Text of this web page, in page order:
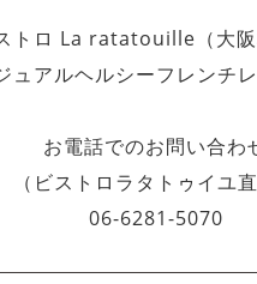
トロ La ratatouille（大
ュアルヘルシーフレンチ
お電話でのお問い合わ
（ビストロラタトゥイユ直
06-6281-5070